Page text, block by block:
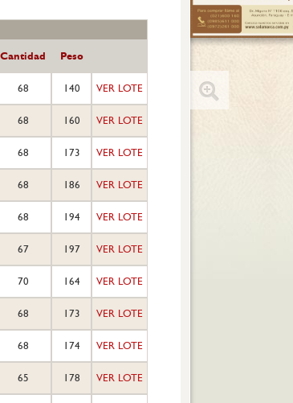
Cantidad Peso
68 140 VER LOTE
68 160 VER LOTE
68 173 VER LOTE
68 186 VER LOTE
68 194 VER LOTE
67 197 VER LOTE
70 164 VER LOTE
68 173 VER LOTE
68 174 VER LOTE
65 178 VER LOTE